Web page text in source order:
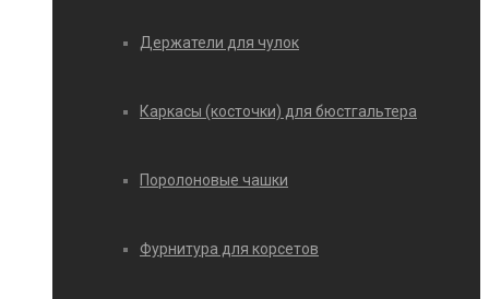
Держатели для чулок
Каркасы (косточки) для бюстгальтера
Поролоновые чашки
Фурнитура для корсетов